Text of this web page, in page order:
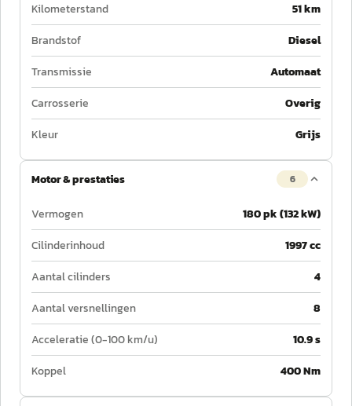
Kilometerstand
51 km
Brandstof
Diesel
Transmissie
Automaat
Carrosserie
Overig
Kleur
Grijs
Motor & prestaties 6
Vermogen
180 pk (132 kW)
Cilinderinhoud
1997 cc
Aantal cilinders
4
Aantal versnellingen
8
Acceleratie (0-100 km/u)
10.9 s
Koppel
400 Nm